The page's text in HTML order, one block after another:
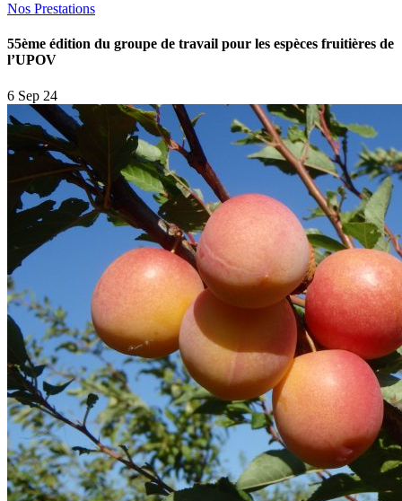
Nos Prestations
55ème édition du groupe de travail pour les espèces fruitières de
l’UPOV
6 Sep 24